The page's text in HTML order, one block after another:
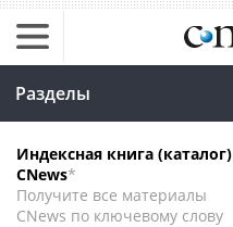
Разделы
Индексная книга (каталог)
CNews*
Получите все материалы
CNews по ключевому слову